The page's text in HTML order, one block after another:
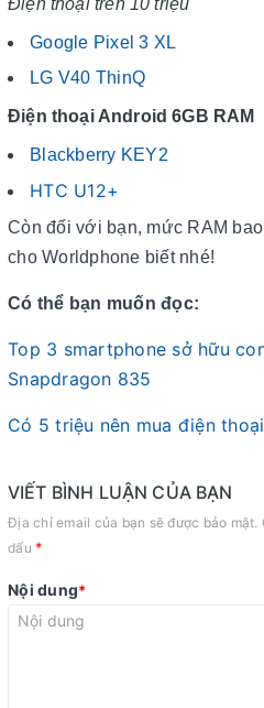
Google Pixel 3 XL
LG V40 ThinQ
Điện thoại Android 6GB RAM
Blackberry KEY2
HTC U12+
Còn đối với bạn, mức RAM
cho Worldphone biết nhé!
Có thể bạn muốn đọc:
Top 3 smartphone sở hữu
Snapdragon 835
Có 5 triệu nên mua điện
VIẾT BÌNH LUẬN CỦA BẠN
Địa chỉ email của bạn sẽ được bảo
dấu *
Nội dung*